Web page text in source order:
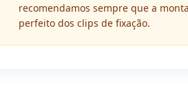
recomendamos sempre que a
perfeito dos clips de fixação.